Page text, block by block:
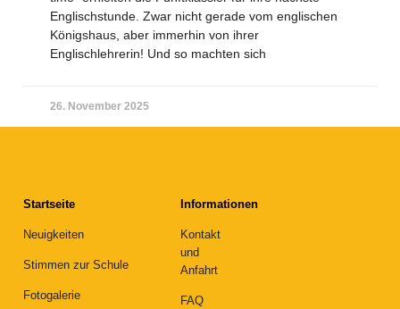
Englischstunde. Zwar nicht gerade vom englischen
Königshaus, aber immerhin von ihrer
Englischlehrerin! Und so machten sich
26. November 2025
Startseite
Neuigkeiten
Stimmen zur Schule
Fotogalerie
Informationen
Kontakt
und
Anfahrt
FAQ